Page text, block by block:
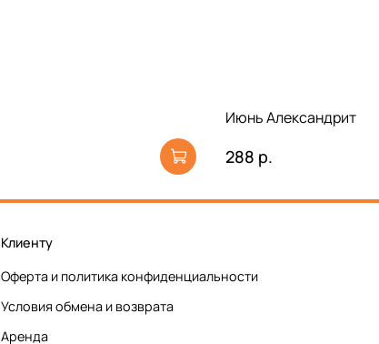
Июнь Александрит
288 р.
Клиенту
Оферта и политика конфиденциальности
Условия обмена и возврата
Аренда